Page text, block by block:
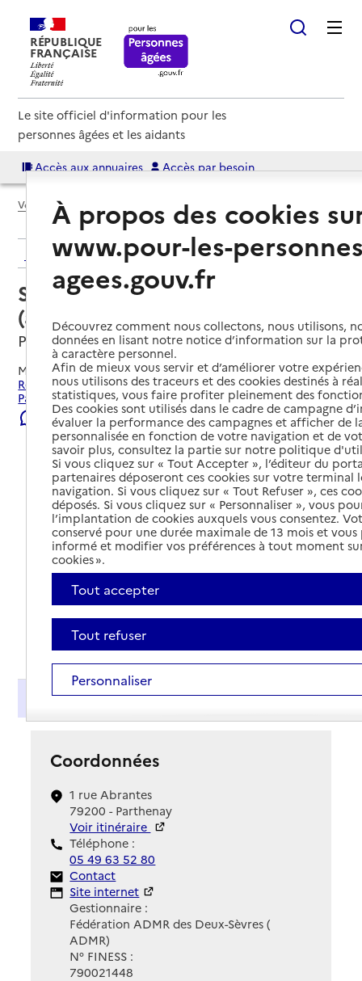
RÉPUBLIQUE
FRANÇAISE
Le site officiel d'information pour les
personnes âgées et les aidants
Accès aux annuaires Accès par besoin
Voir le fil d’Ariane
Retour aux résultats de l'annuaire
Service autonomie à domicile
(aide) – ADMR Nord Gatine
Parthenay, DEUX-SEVRES
Mis à jour le31/07/2026
Rechercher les établissements et services autour de
Parthenay.
Signaler une erreur
Présentation
Coordonnées
1 rue Abrantes
79200 - Parthenay
Voir itinéraire
Téléphone :
05 49 63 52 80
Contact
Contact
Site Internet
Site internet
Gestionnaire :
Fédération ADMR des Deux-Sèvres (
ADMR)
N° FINESS :
790021448
À propos des cookies
www.pour-les-
agees.gouv.fr
Découvrez comment nous collectons, nous utilisons,
données en lisant notre notice d’information sur la
à caractère personnel.
Afin de mieux vous servir et d’améliorer votre
nous utilisons des traceurs et des cookies destinés à
statistiques, vous faire profiter pleinement des
Des cookies sont utilisés dans le cadre de campagne
évaluer la performance des campagnes et afficher de
personnalisée en fonction de votre navigation et de
savoir plus, consultez la partie sur notre politique
Si vous cliquez sur « Tout Accepter », l’éditeur du
partenaires déposeront ces cookies sur votre terminal
navigation. Si vous cliquez sur « Tout Refuser », ces
déposés. Si vous cliquez sur « Personnaliser », vous
l’implantation de cookies auxquels vous consentez.
conservé pour une durée maximale de 13 mois et
informé et modifier vos préférences à tout moment
cookies ».
Tout accepter
Tout refuser
Personnaliser